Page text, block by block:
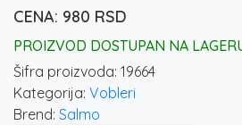
980 RSD
PROIZVOD DOSTUPAN NA
Šifra proizvoda: 19664
Kategorija: Vobleri
Brend: Salmo